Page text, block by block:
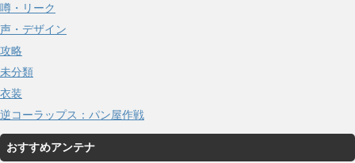
噂・リーク
声・デザイン
攻略
未分類
衣装
逆コーラップス：パン屋作戦
おすすめアンテナ